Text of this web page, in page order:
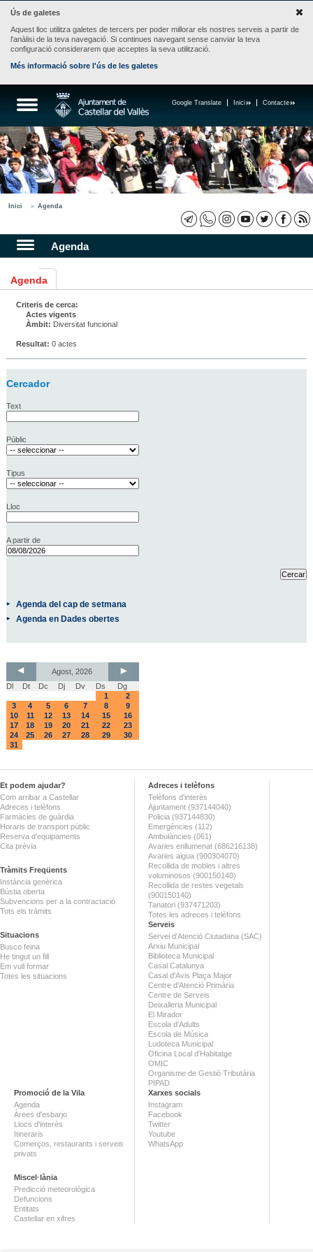
Ús de galetes
Aquest lloc utilitza galetes de tercers per poder millorar els nostres serveis a partir de
l'anàlisi de la teva navegació. Si continues navegant sense canviar la teva
configuració considerarem que acceptes la seva utilització.
Més informació sobre l'ús de les galetes
Contacte
Inici
Google Translate
Inici Agenda
Agenda
Agenda
Criteris de cerca:
Actes vigents
Àmbit: Diversitat funcional
Resultat: 0 actes
Cercador
Text
Públic
Tipus
Lloc
A partir de
Agenda del cap de setmana
Agenda en Dades obertes
Agost, 2026
Dl
Dt Dc Dj Dv Ds
Dg
1
2
3
4 5 6 7 8
9
10
11 12 13 14 15
16
17
18 19 20 21 22
23
24
25 26 27 28 29
30
31
Et podem ajudar?
Com arribar a Castellar
Adreces i telèfons
Farmàcies de guàrdia
Horaris de transport públic
Reserva d'equipaments
Cita prèvia
Tràmits Freqüents
Instància genèrica
Bústia oberta
Subvencions per a la contractació
Tots els tràmits
Situacions
Busco feina
He tingut un fill
Em vull formar
Totes les situacions
Adreces i telèfons
Telèfons d'interès
Ajuntament (937144040)
Policia (937144830)
Emergències (112)
Ambulàncies (061)
Avaries enllumenat (686216138)
Avaries aigua (900304070)
Recollida de mobles i altres
voluminosos (900150140)
Recollida de restes vegetals
(900150140)
Tanatori (937471203)
Totes les adreces i telèfons
Serveis
Servei d'Atenció Ciutadana (SAC)
Arxiu Municipal
Biblioteca Municipal
Casal Catalunya
Casal d'Avis Plaça Major
Centre d'Atenció Primària
Centre de Serveis
Deixalleria Municipal
El Mirador
Escola d'Adults
Escola de Música
Ludoteca Municipal
Oficina Local d'Habitatge
OMIC
Organisme de Gestió Tributària
PIPAD
Promoció de la Vila
Agenda
Àrees d'esbarjo
Llocs d'interès
Itineraris
Comerços, restaurants i serveis
privats
Miscel·lània
Predicció meteorològica
Defuncions
Entitats
Castellar en xifres
Xarxes socials
Instagram
Facebook
Twitter
Youtube
WhatsApp